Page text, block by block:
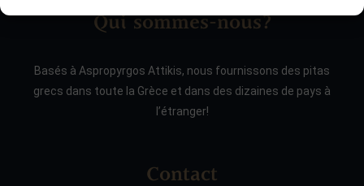
Qui sommes-nous?
Basés à Aspropyrgos Attikis, nous fournissons des pitas
grecs dans toute la Grèce et dans des dizaines de pays à
l’étranger!
Contact